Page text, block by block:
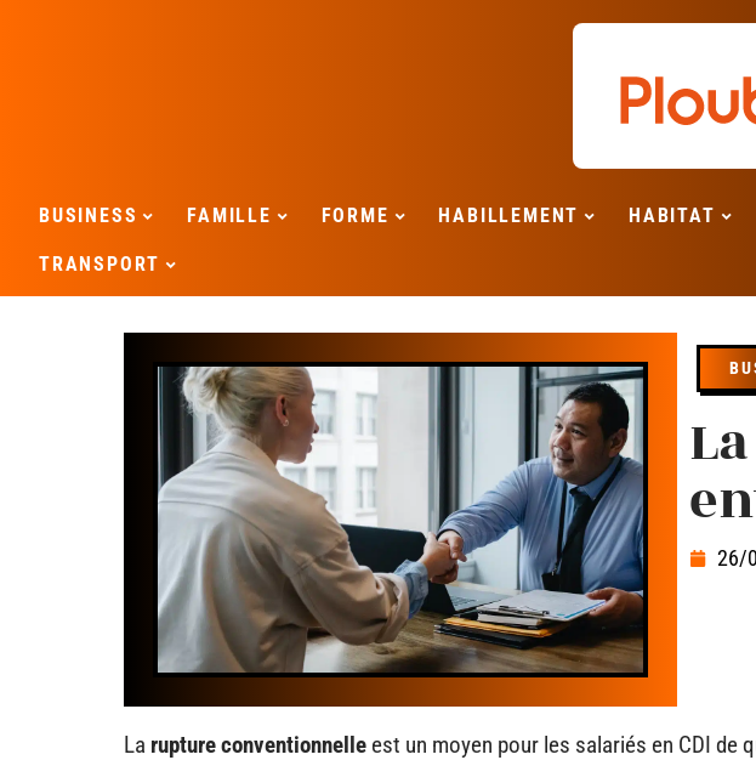
BUSINESS FAMILLE FORME HABILLEMENT HABITAT
TRANSPORT
26/
La rupture conventionnelle est un moyen pour les salariés en CDI de